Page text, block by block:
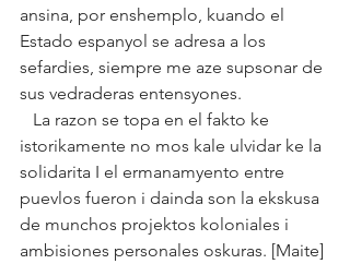
ansina, por enshemplo, kuando el
Estado espanyol se adresa a los
sefardies, siempre me aze supsonar de
sus vedraderas entensyones.
istorikamente no mos kale ulvidar ke la
solidarita I el ermanamyento entre
puevlos fueron i dainda son la ekskusa
de munchos projektos koloniales i
ambisiones personales oskuras. [Maite]